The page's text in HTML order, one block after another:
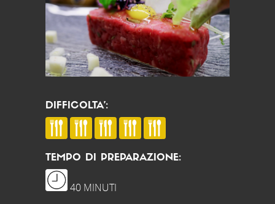
DIFFICOLTA’:
TEMPO DI PREPARAZIONE:
40 MINUTI